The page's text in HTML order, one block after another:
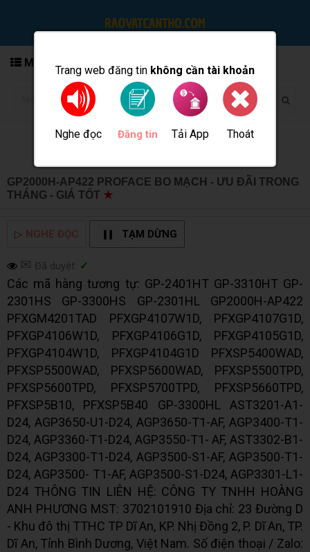
Trang web đăng tin không cần tài khoản
Nghe đọc Đăng tin Tải App Thoát
MENU
GP2000H-AP422 PROFACE BO MẠCH - ƯU ĐÃI TRONG
THÁNG - GIÁ TỐT ★
▷ NGHE ĐỌC TẠM DỪNG
✉ Đã duyệt: ✓
Các mã hàng tương tự: GP-2401HT GP-3310HT GP-
2301HS GP-3300HS GP-2301HL GP2000H-AP422
PFXGM4201TAD PFXGP4107W1D, PFXGP4107G1D,
PFXGP4106W1D, PFXGP4106G1D, PFXGP4105G1D,
PFXGP4104W1D, PFXGP4104G1D PFXSP5400WAD,
PFXSP5500WAD, PFXSP5600WAD, PFXSP5500TPD,
PFXSP5600TPD, PFXSP5700TPD, PFXSP5660TPD,
PFXSP5B10, PFXSP5B40 GP-3300HL AST3201-A1-
D24, AGP3650-U1-D24, AGP3650-T1-AF, AGP3400-T1-
D24, AGP3360-T1-D24, AGP3550-T1- AF, AST3302-B1-
D24, AGP3300-T1-D24, AGP3500-S1-AF, AGP3500-T1-
D24, AGP3500- T1-AF, AGP3500-S1-D24, AGP3301-L1-
D24 THÔNG TIN LIÊN HỆ: CÔNG TY TNHH HOÀNG
ANH PHƯƠNG MST: 3702101910 Địa chỉ: 23 Đường D
- Khu đô thị TTHC TP Dĩ An, KP. Nhị Đồng 2, P. Dĩ An, TP.
Dĩ An, Tỉnh Bình Dương, Việt Nam. Số điện thoại / Zalo: